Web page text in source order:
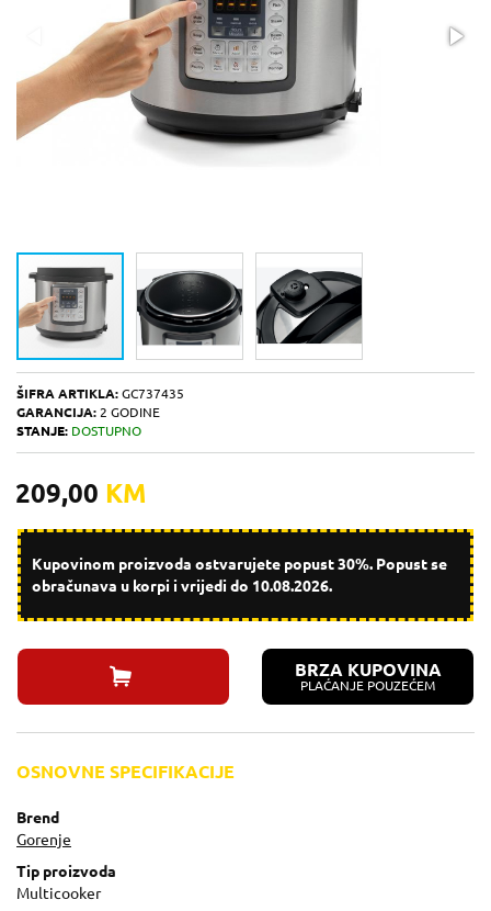
ŠIFRA ARTIKLA: GC737435
GARANCIJA: 2 GODINE
STANJE: DOSTUPNO
209,00 KM
Kupovinom proizvoda ostvarujete popust 30%. Popust se
obračunava u korpi i vrijedi do 10.08.2026.
BRZA KUPOVINA
PLAĆANJE POUZEĆEM
OSNOVNE SPECIFIKACIJE
Brend
Gorenje
Tip proizvoda
Multicooker